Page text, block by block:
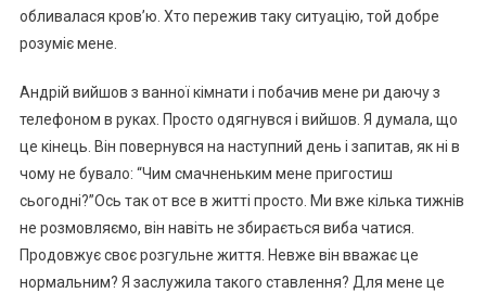
обливалася кров’ю. Хто пережив таку ситуацію, той добре
розуміє мене.
Андрій вийшов з ванної кімнати і побачив мене ри даючу з
телефоном в руках. Просто одягнувся і вийшов. Я думала, що
це кінець. Він повернувся на наступний день і запитав, як ні в
чому не бувало: “Чим смачненьким мене пригостиш
сьогодні?”Ось так от все в житті просто. Ми вже кілька тижнів
не розмовляємо, він навіть не збирається виба чатися.
Продовжує своє розгульне життя. Невже він вважає це
нормальним? Я заслужила такого ставлення? Для мене це